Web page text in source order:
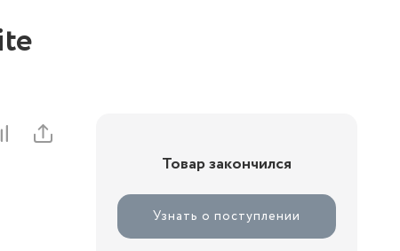
Товар закончился
Узнать о поступлении